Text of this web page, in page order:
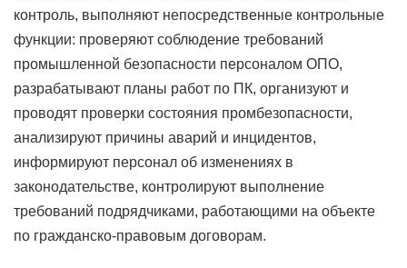
контроль, выполняют непосредственные контрольные
функции: проверяют соблюдение требований
промышленной безопасности персоналом ОПО,
разрабатывают планы работ по ПК, организуют и
проводят проверки состояния промбезопасности,
анализируют причины аварий и инцидентов,
информируют персонал об изменениях в
законодательстве, контролируют выполнение
требований подрядчиками, работающими на объекте
по гражданско-правовым договорам.